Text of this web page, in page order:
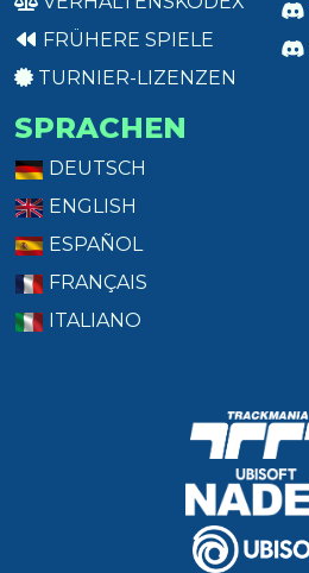
FRÜHERE SPIELE
TURNIER-LIZENZEN
SPRACHEN
DEUTSCH
ENGLISH
ESPAÑOL
FRANÇAIS
ITALIANO